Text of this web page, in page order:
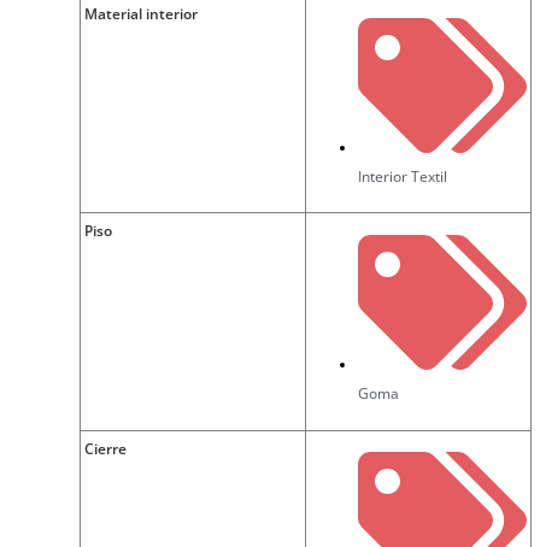
Material interior
Interior Textil
Piso
Goma
Cierre